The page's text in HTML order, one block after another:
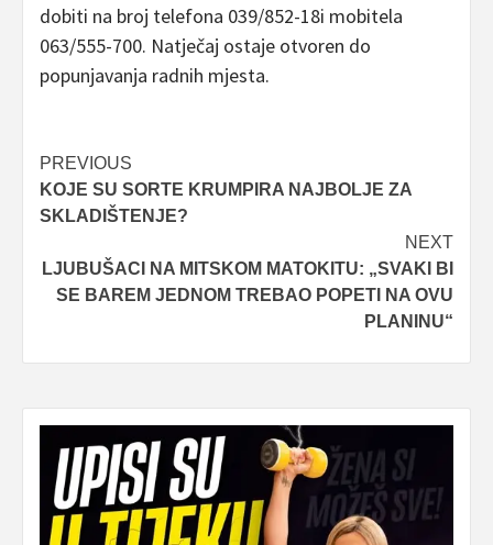
dobiti na broj telefona 039/852-18i mobitela
063/555-700. Natječaj ostaje otvoren do
popunjavanja radnih mjesta.
Post
navigation
PREVIOUS
KOJE SU SORTE KRUMPIRA NAJBOLJE ZA
SKLADIŠTENJE?
NEXT
LJUBUŠACI NA MITSKOM MATOKITU: „SVAKI BI
SE BAREM JEDNOM TREBAO POPETI NA OVU
PLANINU“